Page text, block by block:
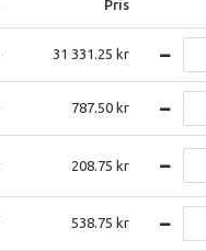
Pris
31 331.25
787.50
208.75
538.75